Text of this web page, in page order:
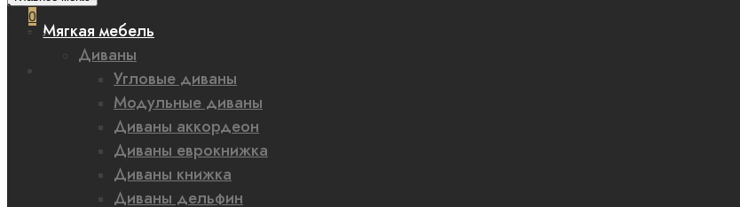
0
0,00 ₽Мягкая мебель
Диваны
Угловые диваны
Модульные диваны
Диваны аккордеон
Диваны еврокнижка
Диваны книжка
Диваны дельфин